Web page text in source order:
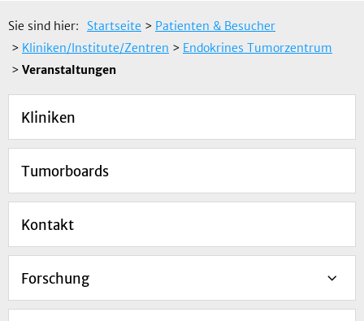
Sie sind hier: Startseite > Patienten & Besucher
> Kliniken/Institute/Zentren > Endokrines Tumorzentrum
> Veranstaltungen
Kliniken
Tumorboards
Kontakt
Forschung